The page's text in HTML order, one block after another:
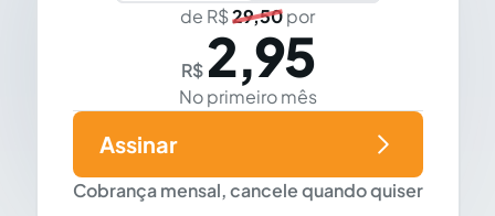
de R$29,50por
R$ 2,95
No primeiro mês
Cobrança mensal, cancele quando quiser
Assinar